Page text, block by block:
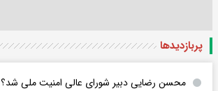
پربازدید‌ها
محسن رضایی دبیر شورای عالی امنیت ملی شد؟